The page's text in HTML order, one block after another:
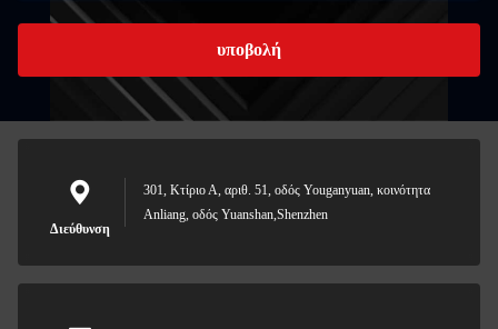
υποβολή
Διεύθυνση
301, Κτίριο Α, αριθ. 51, οδός Youganyuan, κοινότητα
Anliang, οδός Yuanshan,Shenzhen